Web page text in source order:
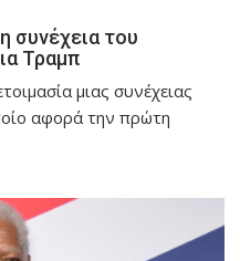
συνέχεια του
Τραμπ
μιας συνέχειας
αφορά την πρώτη